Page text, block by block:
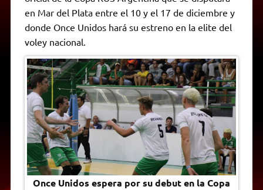
A
p
p
a
m
e
r
o
o
k
g
e
i
n
k
F
r
i
d
l
y
en Mar del Plata entre el 10 y el 17 de diciembre y
donde Once Unidos hará su estreno en la elite del
voley nacional.
Once Unidos espera por su debut en la Copa